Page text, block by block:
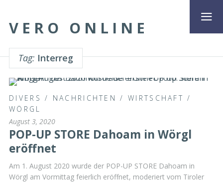
VERO ONLINE
Tag: Interreg
DIVERS / NACHRICHTEN /WIRTSCHAFT /
WÖRGL
August 3, 2020
POP-UP STORE Dahoam in Wörgl
eröffnet
Am 1. August 2020 wurde der POP-UP STORE Dahoam in
Wörgl am Vormittag feierlich eröffnet, moderiert vom Tiroler